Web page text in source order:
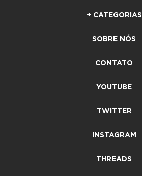
+ CATEGORIAS
SOBRE NÓS
CONTATO
YOUTUBE
TWITTER
INSTAGRAM
THREADS